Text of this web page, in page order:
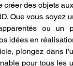
créer des objets
Que vous soyez
ou un
idées en
plongez dans
pour tous les